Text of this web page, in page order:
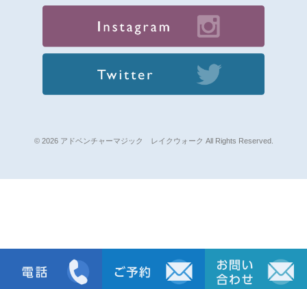
© 2026 アドベンチャーマジック レイクウォーク All Rights Reserved.